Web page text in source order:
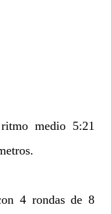
medio 5:21
4 rondas de 8